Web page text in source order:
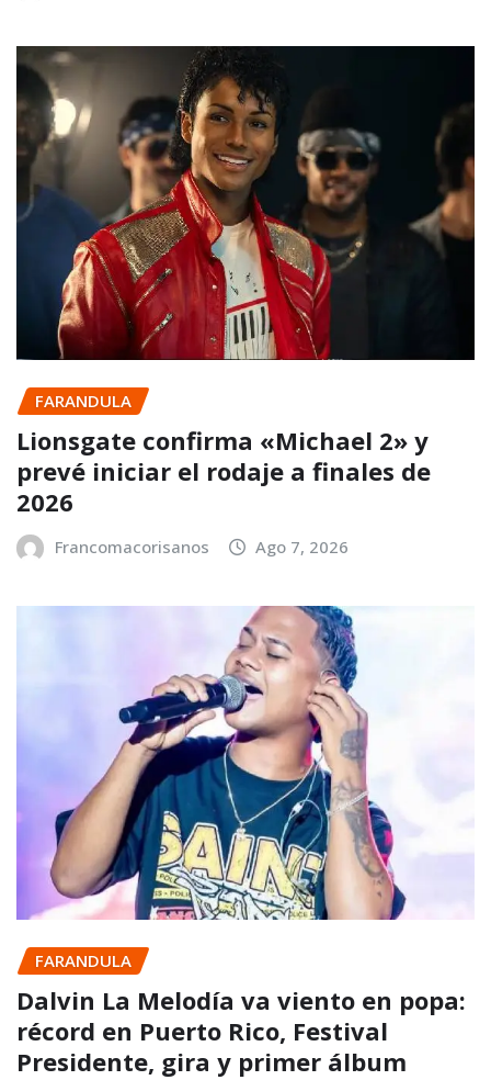
FARANDULA
Lionsgate confirma «Michael 2» y
prevé iniciar el rodaje a finales de
2026
Francomacorisanos Ago 7, 2026
FARANDULA
Dalvin La Melodía va viento en popa:
récord en Puerto Rico, Festival
Presidente, gira y primer álbum